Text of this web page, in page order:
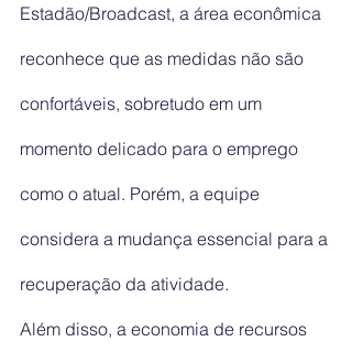
Estadão/Broadcast, a área econômica
reconhece que as medidas não são
confortáveis, sobretudo em um
momento delicado para o emprego
como o atual. Porém, a equipe
considera a mudança essencial para a
recuperação da atividade.
Além disso, a economia de recursos